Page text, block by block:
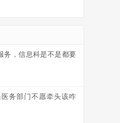
务，信息科是不是都要
务部门不愿牵头该咋